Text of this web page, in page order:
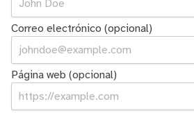
Correo electrónico (opcional)
Página web (opcional)